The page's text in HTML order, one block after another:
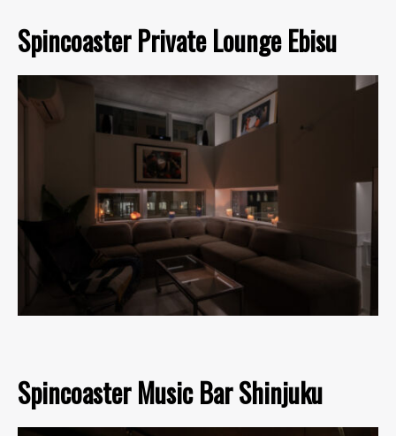
Spincoaster Private Lounge Ebisu
Spincoaster Music Bar Shinjuku